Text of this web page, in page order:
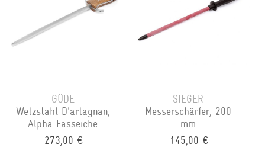
GÜDE
Wetzstahl D'artagnan,
Alpha Fasseiche
273,00 €
SIEGER
Messerschärfer, 200
mm
145,00 €